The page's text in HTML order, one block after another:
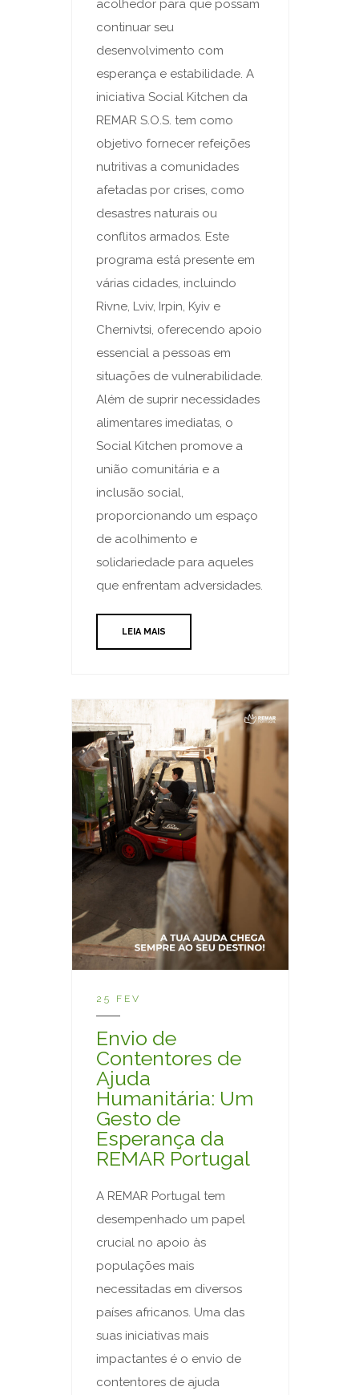
acolhedor para que possam
continuar seu
desenvolvimento com
esperança e estabilidade. A
iniciativa Social Kitchen da
REMAR S.O.S. tem como
objetivo fornecer refeições
nutritivas a comunidades
afetadas por crises, como
desastres naturais ou
conflitos armados. Este
programa está presente em
várias cidades, incluindo
Rivne, Lviv, Irpin, Kyiv e
Chernivtsi, oferecendo apoio
essencial a pessoas em
situações de vulnerabilidade.
Além de suprir necessidades
alimentares imediatas, o
Social Kitchen promove a
união comunitária e a
inclusão social,
proporcionando um espaço
de acolhimento e
solidariedade para aqueles
que enfrentam adversidades.
LEIA MAIS
25 FEV
Envio de
Contentores de
Ajuda
Humanitária: Um
Gesto de
Esperança da
REMAR Portugal
A REMAR Portugal tem
desempenhado um papel
crucial no apoio às
populações mais
necessitadas em diversos
países africanos. Uma das
suas iniciativas mais
impactantes é o envio de
contentores de ajuda